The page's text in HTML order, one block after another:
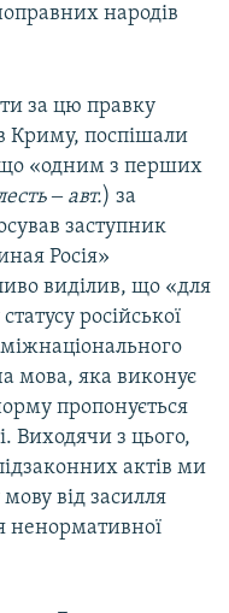
народів
за цю правку
Криму, поспішали
«одним з перших
‒ авт.) за
заступник
Росія»
виділив, що «для
російської
мова, яка виконує
пропонується
Виходячи з цього,
актів ми
від засилля
ненормативної